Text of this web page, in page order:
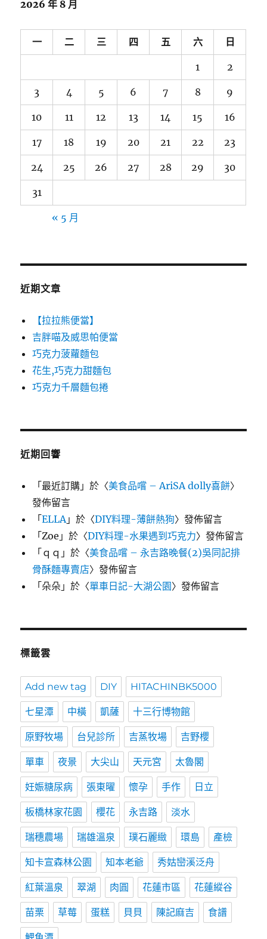
2026 年 8 月
一 二 三 四 五 六 日
1 2
3 4 5 6 7 8 9
10 11 12 13 14 15 16
17 18 19 20 21 22 23
24 25 26 27 28 29 30
31
« 5 月
近期文章
【拉拉熊便當】
吉胖喵及威思帕便當
巧克力菠蘿麵包
花生,巧克力甜麵包
巧克力千層麵包捲
近期回響
「最近訂購 」於〈美食品嚐 – AriSA dolly喜餅〉
發佈留言
「ELLA」於〈DIY料理-薄餅熱狗〉發佈留言
「Zoe 」於〈DIY料理-水果遇到巧克力〉發佈留言
「 ｑｑ 」於〈美食品嚐 – 永吉路晚餐(2)吳同記排
骨酥麵專賣店〉發佈留言
「朵朵 」於〈單車日記-大湖公園〉發佈留言
標籤雲
Add new tag DIY HITACHINBK5000
七星潭 中橫 凱薩 十三行博物館
原野牧場 台兒診所 吉蒸牧場 吉野櫻
單車 夜景 大尖山 天元宮 太魯閣
妊娠糖尿病 張東曜 懷孕 手作 日立
板橋林家花園 櫻花 永吉路 淡水
瑞穗農場 瑞雄溫泉 璞石麗緻 環島 產檢
知卡宣森林公園 知本老爺 秀姑巒溪泛舟
紅葉溫泉 翠湖 肉圓 花蓮市區 花蓮縱谷
苗栗 草莓 蛋糕 貝貝 陳記麻吉 食譜